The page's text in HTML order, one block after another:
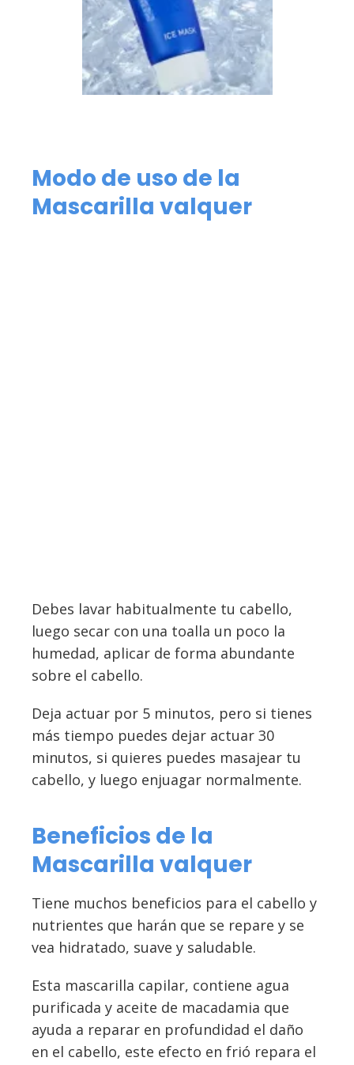
Modo de uso de la
Mascarilla valquer
Debes lavar habitualmente tu cabello,
luego secar con una toalla un poco la
humedad, aplicar de forma abundante
sobre el cabello.
Deja actuar por 5 minutos, pero si tienes
más tiempo puedes dejar actuar 30
minutos, si quieres puedes masajear tu
cabello, y luego enjuagar normalmente.
Beneficios de la
Mascarilla valquer
Tiene muchos beneficios para el cabello y
nutrientes que harán que se repare y se
vea hidratado, suave y saludable.
Esta mascarilla capilar, contiene agua
purificada y aceite de macadamia que
ayuda a reparar en profundidad el daño
en el cabello, este efecto en frió repara el